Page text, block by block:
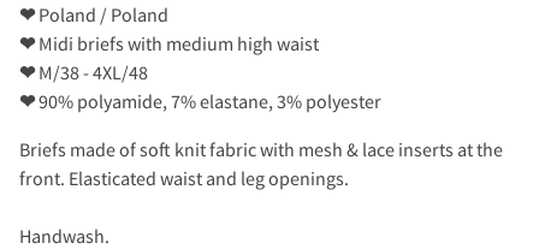
❤Poland / Poland
❤Midi briefs with medium high waist
❤M/38 - 4XL/48
❤90% polyamide, 7% elastane, 3% polyester
Briefs made of soft knit fabric with mesh & lace inserts at the
front. Elasticated waist and leg openings.
Handwash.